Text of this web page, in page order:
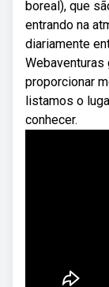
boreal), que
entrando na
diariamente
proporcionar
listamos o
conhecer.